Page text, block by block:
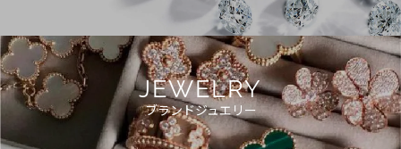
JEWELRY
ブランドジュエリー